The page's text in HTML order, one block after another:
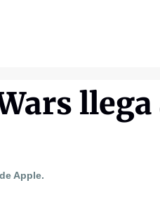
llega
Apple.